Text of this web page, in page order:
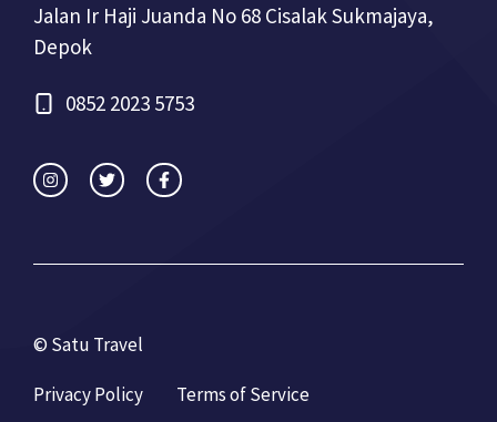
Jalan Ir Haji Juanda No 68 Cisalak Sukmajaya,
Depok
0852 2023 5753
© Satu Travel
Privacy Policy Terms of Service